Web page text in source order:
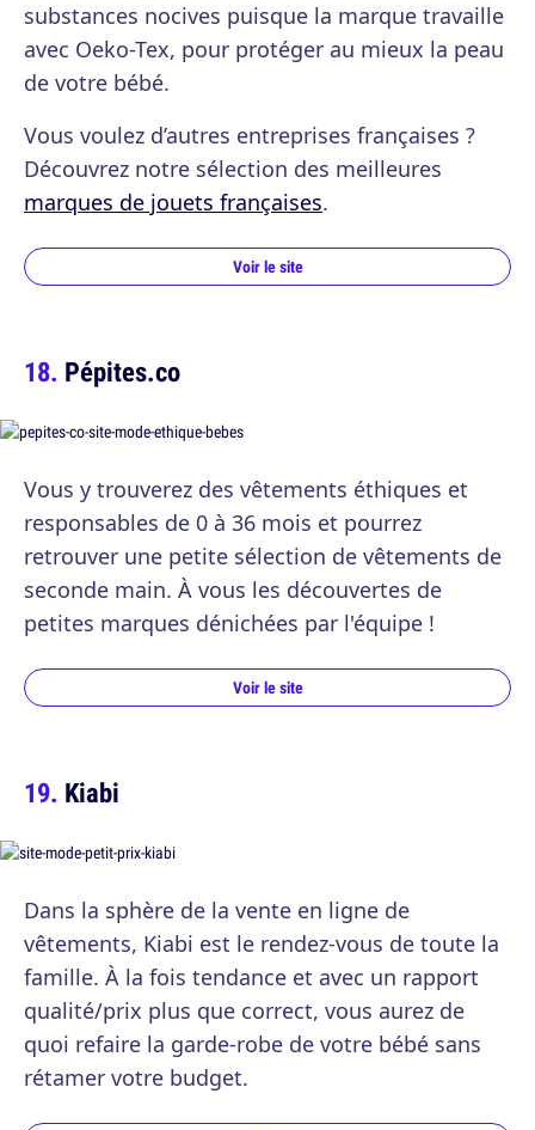
substances nocives puisque la marque travaille
avec Oeko-Tex, pour protéger au mieux la peau
de votre bébé.
Vous voulez d’autres entreprises françaises ?
Découvrez notre sélection des meilleures
marques de jouets françaises.
Voir le site
Pépites.co
Vous y trouverez des vêtements éthiques et
responsables de 0 à 36 mois et pourrez
retrouver une petite sélection de vêtements de
seconde main. À vous les découvertes de
petites marques dénichées par l'équipe !
Voir le site
Kiabi
Dans la sphère de la vente en ligne de
vêtements, Kiabi est le rendez-vous de toute la
famille. À la fois tendance et avec un rapport
qualité/prix plus que correct, vous aurez de
quoi refaire la garde-robe de votre bébé sans
rétamer votre budget.